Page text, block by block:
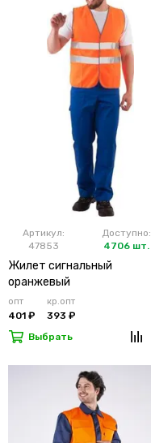
Артикул:
47853
Доступно:
4706 шт.
Жилет сигнальный
оранжевый
опт
401 ₽
кр.опт
393 ₽
Выбрать